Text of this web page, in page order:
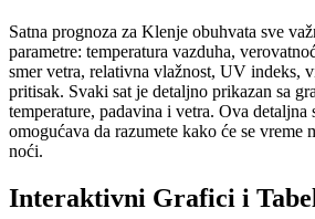
Satna prognoza za Klenje obuhvata sve
parametre: temperatura vazduha,
smer vetra, relativna vlažnost, UV indeks,
pritisak. Svaki sat je detaljno prikazan sa
temperature, padavina i vetra. Ova detaljna
omogućava da razumete kako će se vreme
noći.
Interaktivni Grafici i